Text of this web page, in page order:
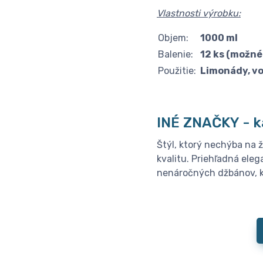
Vlastnosti výrobku:
Objem:
1000 ml
Balenie:
12 ks
Použitie: Limonády,
INÉ ZNAČKY -
Štýl, ktorý nechýba na
kvalitu. Priehľadná
nenáročných džbánov,